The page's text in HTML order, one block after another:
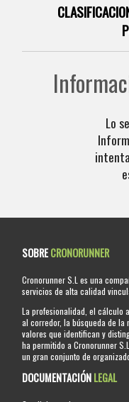
Lo
SOBRECRONORUNNER
Cronorunner S.L es una
servicios de alta calidad
La profesionalidad, el cálculo
al corredor, la búsqueda de la
valores que identifican y
ha permitido a Cronorunner
un gran conjunto de
DOCUMENTACIÓNLEGAL